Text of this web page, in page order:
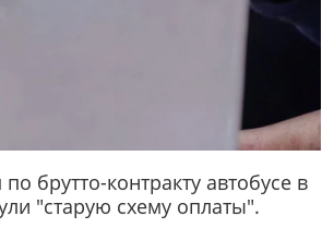
брутто-контракту автобусе в
"старую схему оплаты".